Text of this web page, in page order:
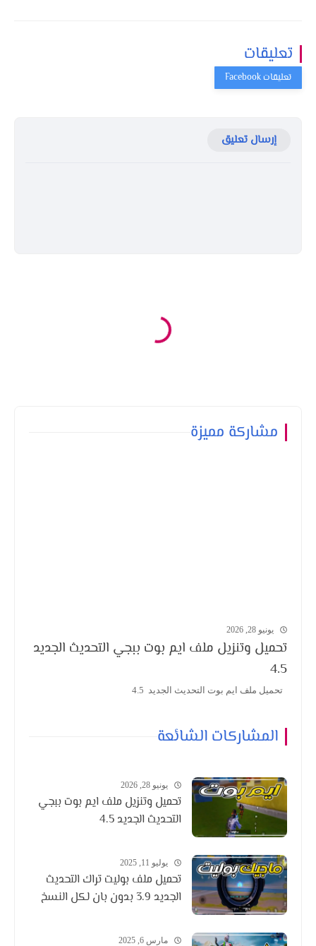
تعليقات
إرسال تعليق
مشاركة مميزة
يونيو 28, 2026
تحميل وتنزيل ملف ايم بوت ببجي التحديث الجديد
4.5
تحميل ملف ايم بوت التحديث الجديد 4.5
المشاركات الشائعة
يونيو 28, 2026
تحميل وتنزيل ملف ايم بوت ببجي
التحديث الجديد 4.5
يوليو 11, 2025
تحميل ملف بوليت تراك التحديث
الجديد 3.9 بدون بان لكل النسخ
مارس 6, 2025